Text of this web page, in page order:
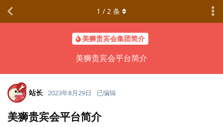
美狮贵宾会集团简介
美狮贵宾会平台简介
1 / 2 条
站长 2023年8月29日 已编辑
美狮贵宾会平台简介